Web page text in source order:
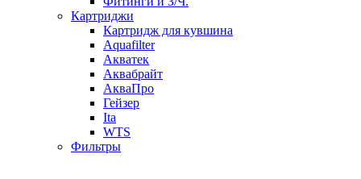
Картриджи
Картридж для кувшина
Aquafilter
Акватек
Аквабрайт
АкваПро
Гейзер
Ita
WTS
Фильтры